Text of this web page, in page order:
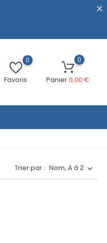
0
Favoris
0
Panier0,00 €
Trier par : Nom, A à Z